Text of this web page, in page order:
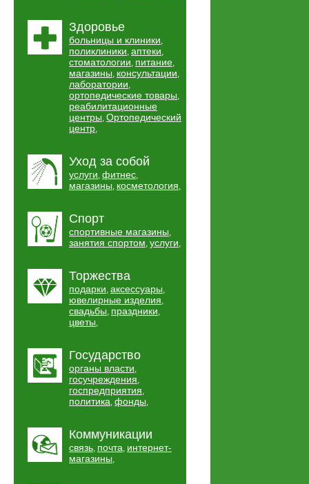
Здоровье
больницы и клиники,
поликлиники, аптеки,
стоматологии, питание,
магазины, консультации,
лаборатории,
ортопедические товары,
реабилитационные
центры, Ортопедический
центр,
Уход за собой
услуги, фитнес,
магазины, косметология,
Спорт
спортивные магазины,
занятия спортом, услуги,
Торжества
подарки, аксессуары,
ювелирные изделия,
свадьбы, праздники,
цветы,
Государство
органы власти,
госучреждения,
госпредприятия,
политика, фонды,
Коммуникации
связь, почта, интернет-
магазины,